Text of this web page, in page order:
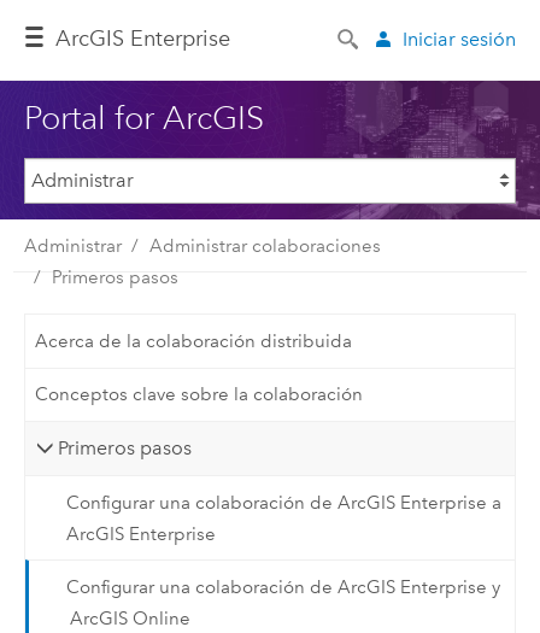
ArcGIS Enterprise Iniciar sesión
Portal for ArcGIS
Administrar
Administrar colaboraciones
Primeros pasos
Acerca de la colaboración distribuida
Conceptos clave sobre la colaboración
Primeros pasos
Configurar una colaboración de ArcGIS Enterprise a
ArcGIS Enterprise
Configurar una colaboración de ArcGIS Enterprise y
ArcGIS Online